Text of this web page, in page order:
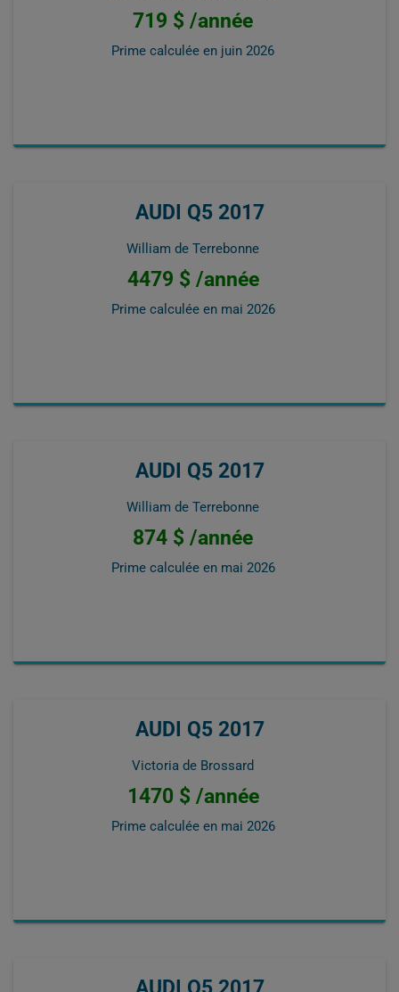
719 $ /année
Prime calculée en juin 2026
AUDI Q5 2017
William de Terrebonne
4479 $ /année
Prime calculée en mai 2026
AUDI Q5 2017
William de Terrebonne
874 $ /année
Prime calculée en mai 2026
AUDI Q5 2017
Victoria de Brossard
1470 $ /année
Prime calculée en mai 2026